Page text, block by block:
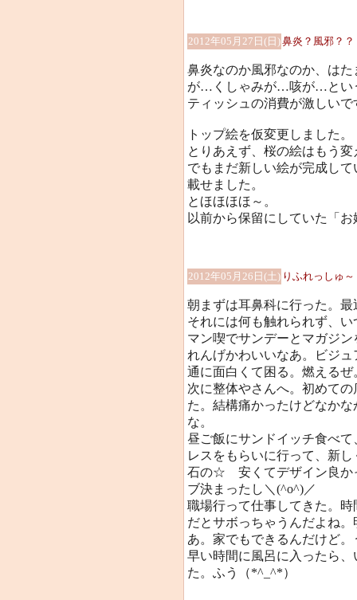
2012年05月27日(日)鼻炎？風邪？？
鼻炎なのか風邪なのか、は
が…くしゃみが…咳が…とい
ティッシュの消費が激しいで
トップ絵を仮変更しました。
とりあえず、桜の絵はもう
でもまだ新しい絵が完成し
載せました。
とほほほほ～。
以前から保留にしていた「
2012年05月26日(土) りふれっしゅ～
朝まずは耳鼻科に行った。
それには何も触れられず、
マン喫でサンデーとマガジ
れんげかわいいなあ。ビジ
通に面白くて困る。燃える
次に整体やさんへ。初めて
た。結構痛かったけどなか
な。
昼ご飯にサンドイッチ食べ
レスをもらいに行って、新
石の☆ 安くてデザイン良か
ブ決まったし＼(^o^)／
職場行って仕事してきた。
だとサボっちゃうんだよね
あ。家でもできるんだけど。
早い時間に風呂に入ったら
た。ふう（*^_^*）